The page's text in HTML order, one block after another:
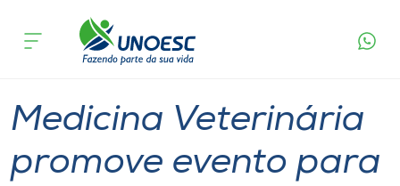
Cursos
acontece
Medicina Veterinária
promove evento para